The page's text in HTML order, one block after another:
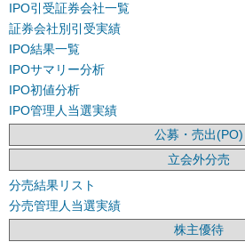
IPO引受証券会社一覧
証券会社別引受実績
IPO結果一覧
IPOサマリー分析
IPO初値分析
IPO管理人当選実績
公募・売出(PO)
立会外分売
分売結果リスト
分売管理人当選実績
株主優待